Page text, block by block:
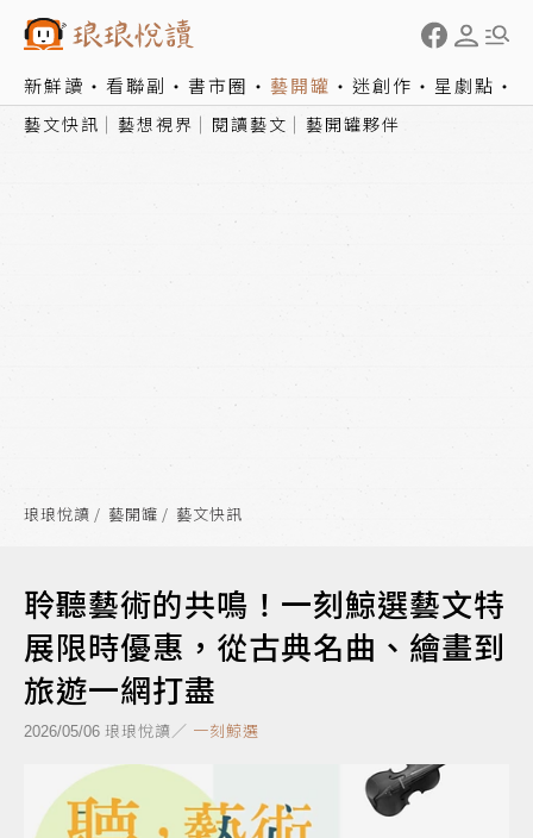
新鮮讀 看聯副 書市圈 藝開罐 迷創作 星劇點
藝文快訊 藝想視界 閱讀藝文 藝開罐夥伴
琅琅悅讀 藝開罐 藝文快訊
聆聽藝術的共鳴！一刻鯨選藝文特
展限時優惠，從古典名曲、繪畫到
旅遊一網打盡
2026/05/06 琅琅悅讀／ 一刻鯨選